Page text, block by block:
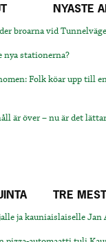
NYASTE
broarna vid
nya stationerna?
Folk köar upp till
är över – nu är det
TRE
ja kauniaislaiselle Jan